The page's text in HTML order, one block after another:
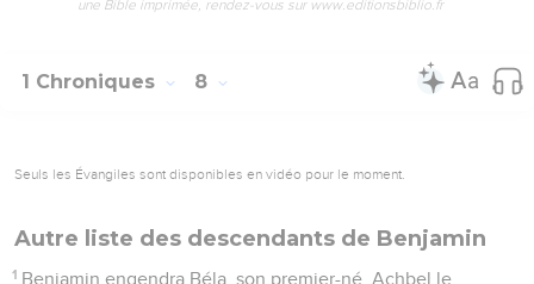
une Bible imprimée, rendez-vous sur www.editionsbiblio.fr
1 Chroniques 8
Seuls les Évangiles sont disponibles en vidéo pour le moment.
Autre liste des descendants de Benjamin
1 Benjamin engendra Béla, son premier-né, Achbel le